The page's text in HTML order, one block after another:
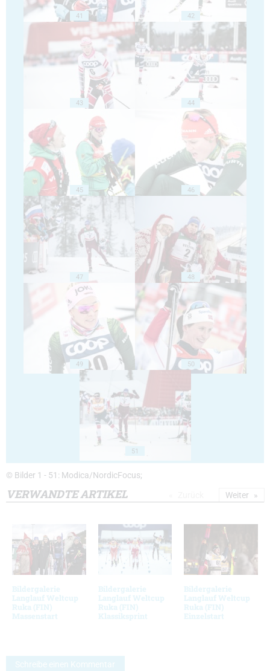
41 42
43 44
45 46
47 48
49 50
51
© Bilder 1 - 51: Modica/NordicFocus;
VERWANDTE ARTIKEL
Bildergalerie
Langlauf Weltcup
Ruka (FIN)
Massenstart
Bildergalerie
Langlauf Weltcup
Ruka (FIN)
Klassiksprint
Bildergalerie
Langlauf Weltcup
Ruka (FIN)
Einzelstart
Weiter
Schreibe einen Kommentar